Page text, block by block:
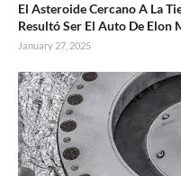
El Asteroide Cercano A La
Resultó Ser El Auto De Elon
January 27, 2025